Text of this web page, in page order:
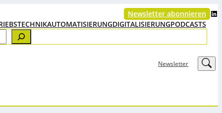
Newsletter abonnieren LinkedIn
AUTOMATISIERUNGDIGITALISIERUNGPODCASTS
Newsletter LinkedIn